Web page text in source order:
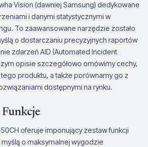
Vision (dawniej Samsung) dedykowane
i danymi statystycznymi w
To zaawansowane narzędzie zostało
o dostarczaniu precyzyjnych raportów
zdarzeń AID (Automated Incident
opisie szczegółowo omówimy cechy,
produktu, a także porównamy go z
dostępnymi na rynku.
Funkcje
50CH oferuje imponujący zestaw funkcji
o maksymalnej wygodzie